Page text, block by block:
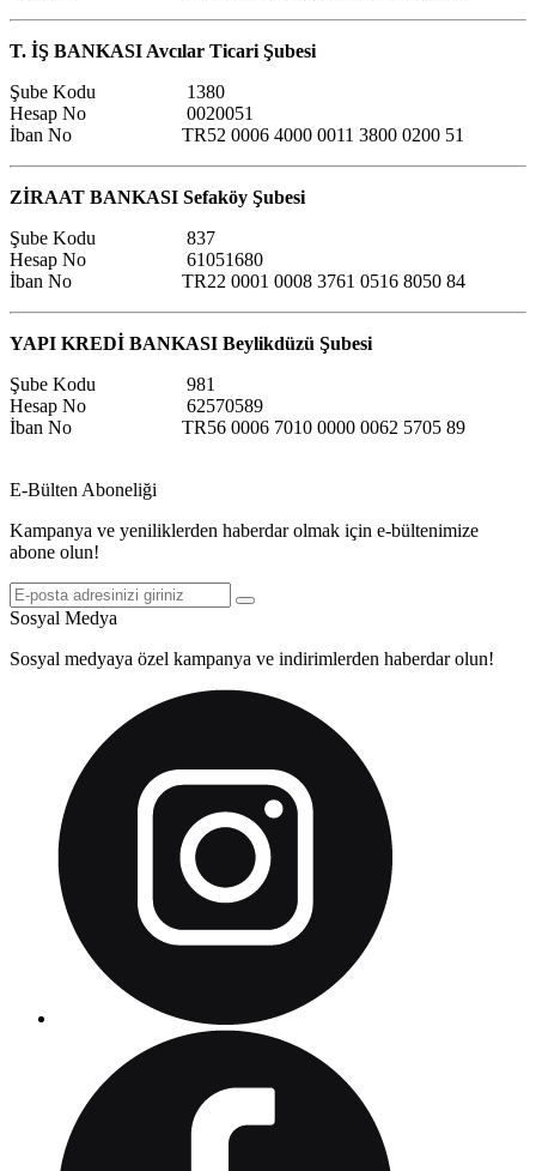
T. İŞ BANKASI Avcılar Ticari Şubesi
Şube Kodu 1380
Hesap No 0020051
İban No TR52 0006 4000 0011 3800 0200 51
ZİRAAT BANKASI Sefaköy Şubesi
Şube Kodu 837
Hesap No 61051680
İban No TR22 0001 0008 3761 0516 8050 84
YAPI KREDİ BANKASI Beylikdüzü Şubesi
Şube Kodu 981
Hesap No 62570589
İban No TR56 0006 7010 0000 0062 5705 89
E-Bülten Aboneliği
Kampanya ve yeniliklerden haberdar olmak için e-bültenimize
abone olun!
Sosyal Medya
Sosyal medyaya özel kampanya ve indirimlerden haberdar olun!